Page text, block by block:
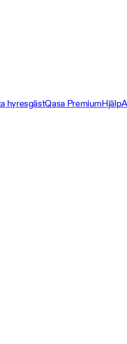
hyresgästQasa PremiumHjälp